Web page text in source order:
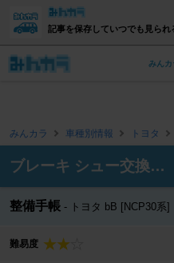
記事を保存していつでも見られ
みんカ
みんカラ 車種別情報 トヨタ
ブレーキ シュー交換…
整備手帳 トヨタ bB [NCP30系]
難易度